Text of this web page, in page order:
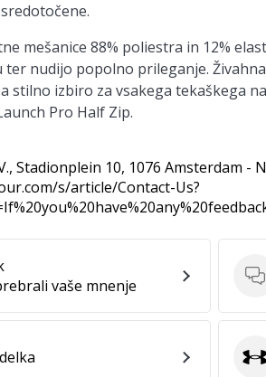
mešanice 88% poliestra in 12%
ter nudijo popolno prileganje.
stilno izbiro za vsakega tekaškega
Pro Half Zip.
, Stadionplein 10, 1076 Amsterdam -
s/article/Contact-Us?
vaše mnenje